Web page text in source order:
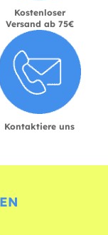
Kostenloser
Versand ab 75€
Kontaktiere uns